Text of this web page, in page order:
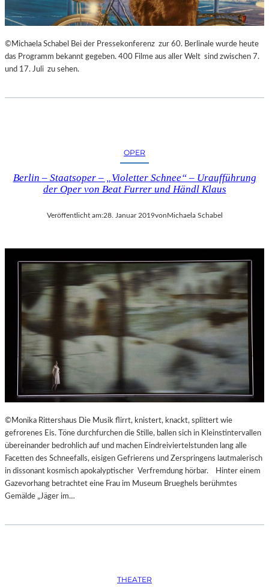
©Michaela Schabel Bei der Pressekonferenz zur 60. Berlinale wurde heute
das Programm bekannt gegeben. 400 Filme aus aller Welt sind zwischen 7.
und 17. Juli zu sehen.
OPER
Berlin – Staatsoper – „Violetter Schnee“ – Uraufführung
der Oper von Beat Furrer und Händl Klaus
Veröffentlicht am:28. Januar 2019von Michaela Schabel
©Monika Rittershaus Die Musik flirrt, knistert, knackt, splittert wie
gefrorenes Eis. Töne durchfurchen die Stille, ballen sich in Kleinstintervallen
übereinander bedrohlich auf und machen Eindreiviertelstunden lang alle
Facetten des Schneefalls, eisigen Gefrierens und Zerspringens lautmalerisch
in dissonant kosmisch apokalyptischer Verfremdung hörbar. Hinter einem
Gazevorhang betrachtet eine Frau im Museum Brueghels berühmtes
Gemälde „Jäger im…
THEATER